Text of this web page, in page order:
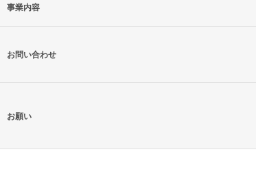
事業内容
お問い合わせ
お願い